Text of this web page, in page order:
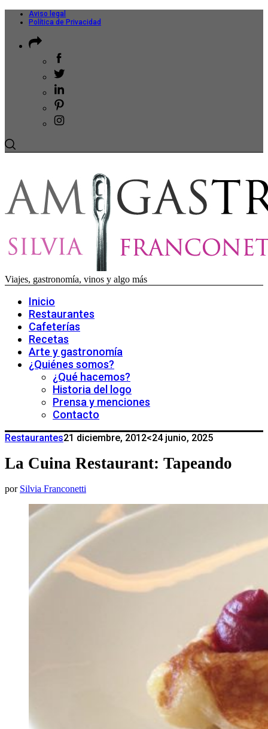
Aviso legal
Política de Privacidad
Viajes, gastronomía, vinos y algo más
Inicio
Restaurantes
Cafeterías
Recetas
Arte y gastronomía
¿Quiénes somos?
¿Qué hacemos?
Historia del logo
Prensa y menciones
Contacto
Restaurantes21 diciembre, 2012<24 junio, 2025
La Cuina Restaurant: Tapeando
por Silvia Franconetti